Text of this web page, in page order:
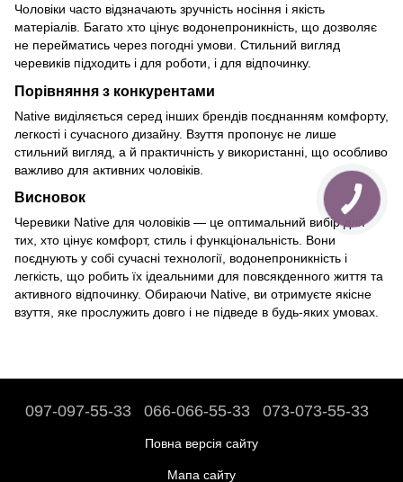
Чоловіки часто відзначають зручність носіння і якість
матеріалів. Багато хто цінує водонепроникність, що дозволяє
не перейматись через погодні умови. Стильний вигляд
черевиків підходить і для роботи, і для відпочинку.
Порівняння з конкурентами
Native виділяється серед інших брендів поєднанням комфорту,
легкості і сучасного дизайну. Взуття пропонує не лише
стильний вигляд, а й практичність у використанні, що особливо
важливо для активних чоловіків.
Висновок
Черевики Native для чоловіків — це оптимальний вибір для
тих, хто цінує комфорт, стиль і функціональність. Вони
поєднують у собі сучасні технології, водонепроникність і
легкість, що робить їх ідеальними для повсякденного життя та
активного відпочинку. Обираючи Native, ви отримуєте якісне
взуття, яке прослужить довго і не підведе в будь-яких умовах.
097-097-55-33 066-066-55-33 073-073-55-33
Повна версія сайту
Мапа сайту